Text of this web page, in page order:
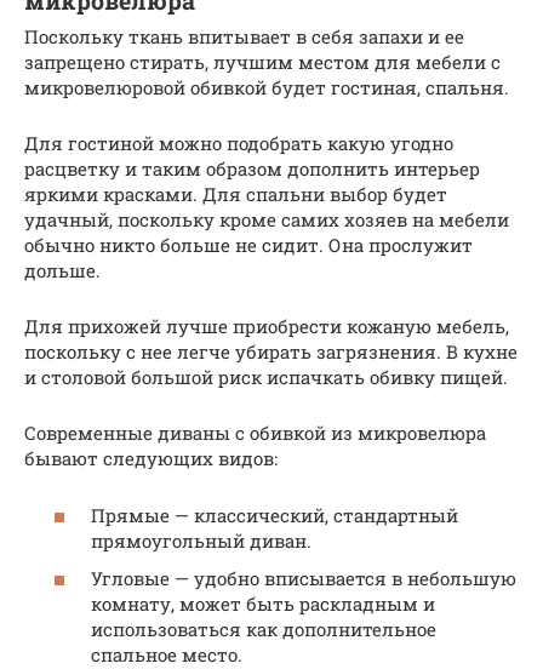
Поскольку ткань впитывает в себя запахи и ее
запрещено стирать, лучшим местом для мебели с
микровелюровой обивкой будет гостиная, спальня.
Для гостиной можно подобрать какую угодно
расцветку и таким образом дополнить интерьер
яркими красками. Для спальни выбор будет
удачный, поскольку кроме самих хозяев на мебели
обычно никто больше не сидит. Она прослужит
дольше.
Для прихожей лучше приобрести кожаную мебель,
поскольку с нее легче убирать загрязнения. В кухне
и столовой большой риск испачкать обивку пищей.
Современные диваны с обивкой из микровелюра
бывают следующих видов:
Прямые — классический, стандартный
прямоугольный диван.
Угловые — удобно вписывается в небольшую
комнату, может быть раскладным и
использоваться как дополнительное
спальное место.